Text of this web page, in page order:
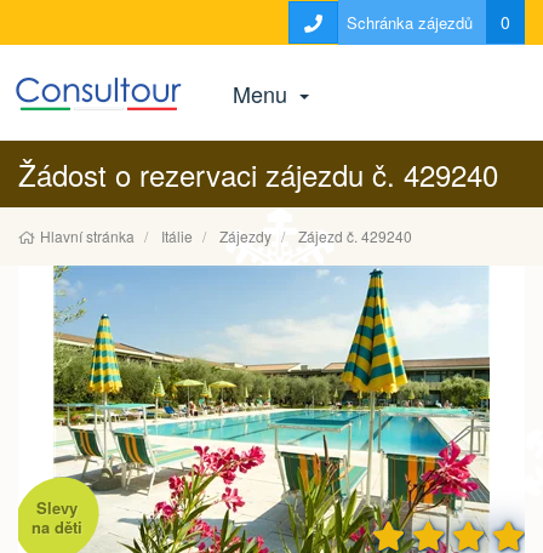
Schránka zájezdů 0
Menu
Žádost o rezervaci zájezdu č. 429240
Hlavní stránka Itálie Zájezdy Zájezd č. 429240
Slevy
na děti